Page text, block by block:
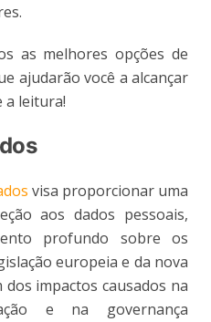
as melhores opções de
ajudarão você a alcançar
a leitura!
visa proporcionar uma
aos dados pessoais,
profundo sobre os
europeia e da nova
impactos causados na
e na governança